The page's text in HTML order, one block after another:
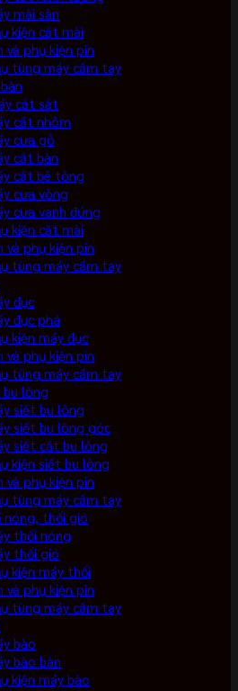
mài sàn
kiện cắt mài
và phụ kiện pin
tùng máy cầm tay
cắt sắt
cắt nhôm
cưa gỗ
cắt bàn
cắt bê tông
cưa vòng
cưa vanh đứng
kiện cắt mài
và phụ kiện pin
tùng máy cầm tay
đục
đục phá
kiện máy đục
và phụ kiện pin
tùng máy cầm tay
bu lông
siết bu lông
siết bu lông góc
siết cắt bu lông
kiện siết bu lông
và phụ kiện pin
tùng máy cầm tay
nóng, thổi gió
thổi nóng
thổi gió
kiện máy thổi
và phụ kiện pin
tùng máy cầm tay
bào
bào bàn
kiện máy bào